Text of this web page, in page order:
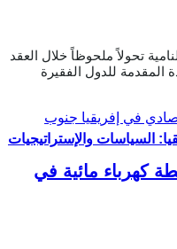
السياسات والإستراتيجيات
تحولاً ملحوظاً خلال العقد
للدول الفقيرة
كهرباء مائية في